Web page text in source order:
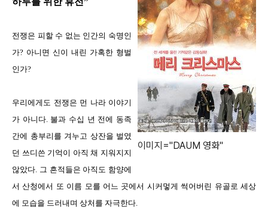
이미지="DAUM 영화"
전쟁은 피할 수 없는 인간의 숙명인
가? 아니면 신이 내린 가혹한 형벌
인가?
우리에게도 전쟁은 먼 나라 이야기
가 아니다. 불과 수십 년 전에 동족
간에 총부리를 겨누고 상잔을 벌였
던 쓰디쓴 기억이 아직 채 지워지지
않았다. 그 흔적들은 아직도 함양에
서 산청에서 또 이름 모를 어느 곳에서 시커멓게 썩어버린 유골로 세상
에 모습을 드러내며 상처를 자극한다.